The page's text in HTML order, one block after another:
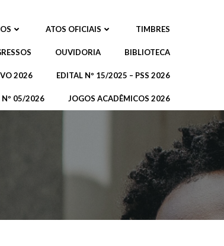
ATOS OFICIAIS TIMBRES
OUVIDORIA BIBLIOTECA
2026 EDITAL Nº 15/2025 – PSS 2026
Nº 05/2026 JOGOS ACADÊMICOS 2026